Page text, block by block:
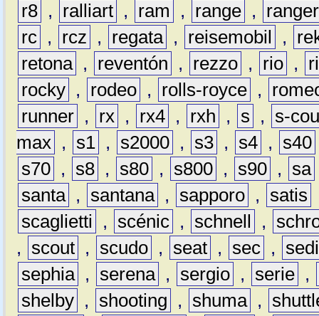
r8 , ralliart , ram , range ,
ranger
rc , rcz , regata , reisemobil ,
retona , reventón , rezzo , rio ,
rocky , rodeo , rolls-royce ,
runner , rx , rx4 , rxh , s ,
s-
max , s1 , s2000 , s3 , s4 , s40
s70 , s8 , s80 , s800 , s90 , sa
santa , santana , sapporo , satis
scaglietti
, scénic , schnell ,
,
scout , scudo , seat , sec ,
sephia , serena , sergio , serie ,
shelby , shooting , shuma ,